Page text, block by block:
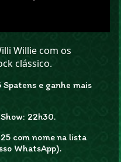
Willie com os
clássico.
Spatens e ganhe mais
22h30.
com nome na lista
WhatsApp).